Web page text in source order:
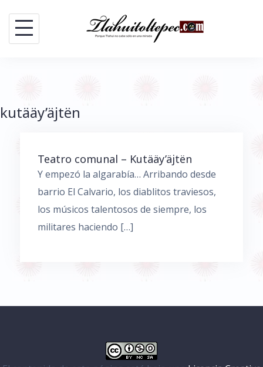
content
kutääy’äjtën
Teatro comunal – Kutääy’äjtën
Y empezó la algarabía… Arribando desde
barrio El Calvario, los diablitos traviesos,
los músicos talentosos de siempre, los
militares haciendo […]